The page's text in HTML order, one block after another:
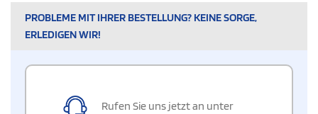
PROBLEME MIT IHRER BESTELLUNG? KEINE SORGE,
ERLEDIGEN WIR!
Rufen Sie uns jetzt an unter